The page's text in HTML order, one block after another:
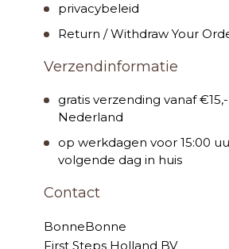
privacybeleid
Return / Withdraw Your
Verzendinformatie
gratis verzending vanaf
Nederland
op werkdagen voor 15:00
volgende dag in huis
Contact
BonneBonne
First Steps Holland BV